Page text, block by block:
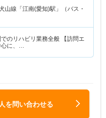
山線「江南(愛知)駅」（バス・
リハビリ業務全般 【訪問エ
心に、…
を問い合わせる